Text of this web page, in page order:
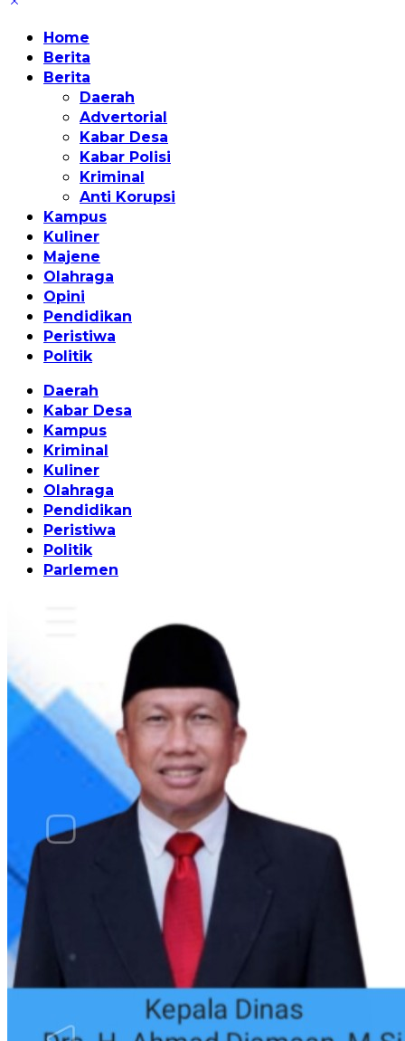
Home
Berita
Berita
Daerah
Advertorial
Kabar Desa
Kabar Polisi
Kriminal
Anti Korupsi
Kampus
Kuliner
Majene
Olahraga
Opini
Pendidikan
Peristiwa
Politik
Daerah
Kabar Desa
Kampus
Kriminal
Kuliner
Olahraga
Pendidikan
Peristiwa
Politik
Parlemen